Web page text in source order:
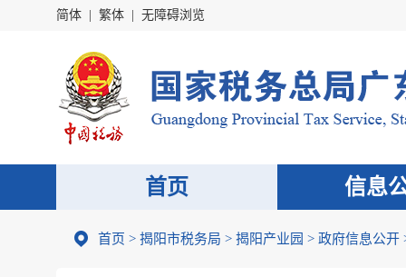
简体 繁体 无障碍浏览
首页 信息
首页 > 揭阳市税务局 > 揭阳产业园 > 政府信息公开